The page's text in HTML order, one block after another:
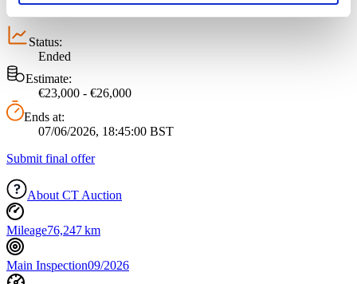
soziale Medien, Werbung und Analysen weiter. Unsere
weiteren Daten zusammen, die Sie ihnen bereitgestellt
haben oder die sie im Rahmen Ihrer Nutzung der Dienste
gesammelt haben.
Status:
Ended
Estimate:
€23,000 - €26,000
Ends at:
07/06/2026, 18:45:00 BST
Submit final offer
About CT Auction
Mileage76,247 km
Main Inspection09/2026